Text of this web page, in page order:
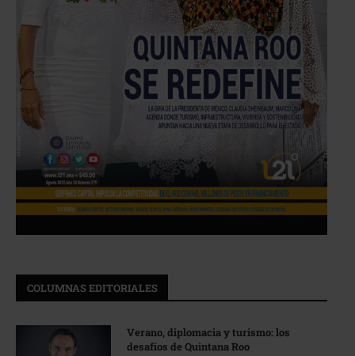
COLUMNAS EDITORIALES
Verano, diplomacia y turismo: los
desafíos de Quintana Roo